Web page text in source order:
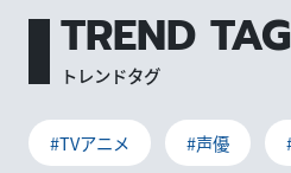
TREND
トレンドタグ
#TVアニメ #声優